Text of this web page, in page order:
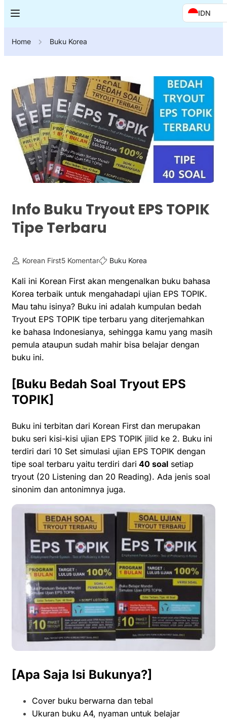
IDN
Home Buku Korea
Info Buku Tryout EPS TOPIK
Tipe Terbaru
Korean First5 Komentar Buku Korea
Kali ini Korean First akan mengenalkan buku bahasa
Korea terbaik untuk mengahadapi ujian EPS TOPIK.
Mau tahu isinya? Buku ini adalah kumpulan bedah
Tryout EPS TOPIK tipe terbaru yang diterjemahkan
ke bahasa Indonesianya, sehingga kamu yang masih
pemula ataupun sudah mahir bisa belajar dengan
buku ini.
[Buku Bedah Soal Tryout EPS
TOPIK]
Buku ini terbitan dari Korean First dan merupakan
buku seri kisi-kisi ujian EPS TOPIK jilid ke 2. Buku ini
terdiri dari 10 Set simulasi ujian EPS TOPIK dengan
tipe soal terbaru yaitu terdiri dari 40 soal setiap
tryout (20 Listening dan 20 Reading). Ada jenis soal
sinonim dan antonimnya juga.
[Apa Saja Isi Bukunya?]
Cover buku berwarna dan tebal
Ukuran buku A4, nyaman untuk belajar